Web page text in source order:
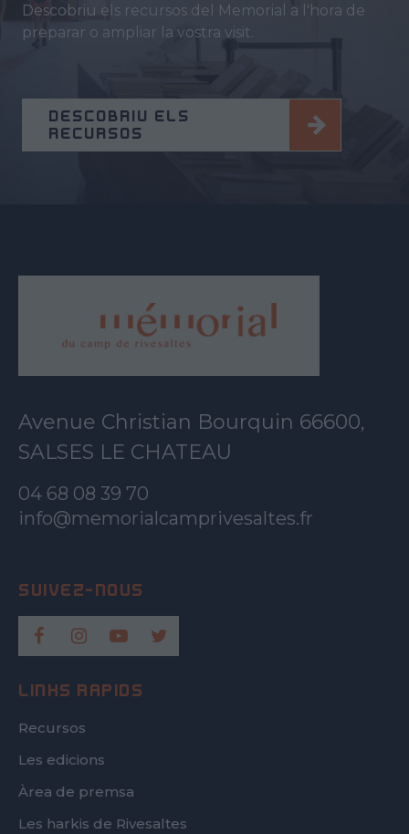
Descobriu els recursos del Memorial a l'hora de
preparar o ampliar la vostra visit.
DESCOBRIU ELS
RECURSOS
Avenue Christian Bourquin 66600,
SALSES LE CHATEAU
04 68 08 39 70
info@memorialcamprivesaltes.fr
LINKS RÀPIDS
Recursos
Les edicions
Àrea de premsa
Les harkis de Rivesaltes